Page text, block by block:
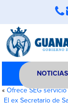
NOTICIAS
«Ofrece SEG
El ex Secretario de